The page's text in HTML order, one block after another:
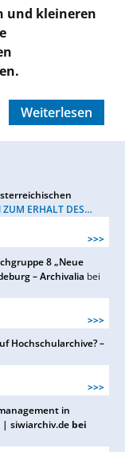
und kleineren
Weiterlesen
ZUM ERHALT DES…
>>>
8 „Neue
– Archivalia bei
>>>
Hochschularchive? –
>>>
in
siwiarchiv.de bei